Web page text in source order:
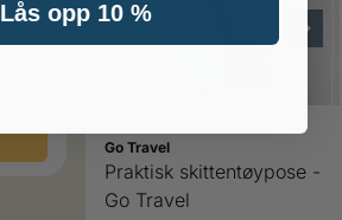
4.0 av
Go Travel
Praktisk skittentøypose -
Go Travel
Lås opp 10 %